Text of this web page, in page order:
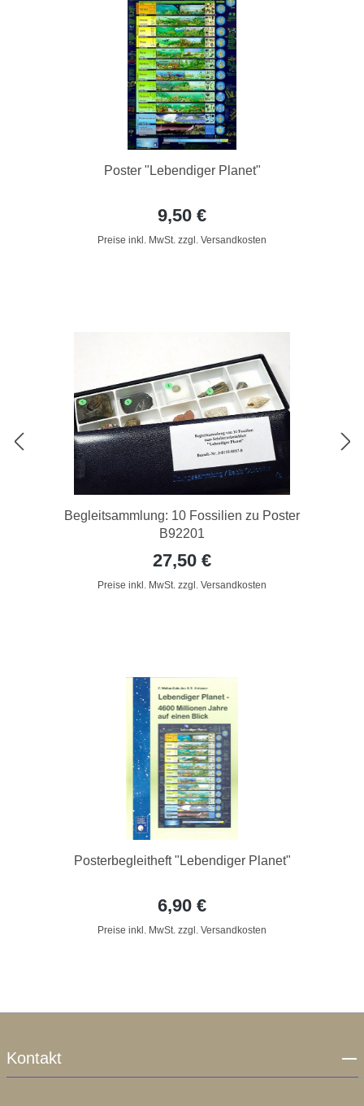
Poster "Lebendiger Planet"
9,50 €
Preise inkl. MwSt. zzgl. Versandkosten
Begleitsammlung: 10 Fossilien zu Poster
B92201
27,50 €
Preise inkl. MwSt. zzgl. Versandkosten
Posterbegleitheft "Lebendiger Planet"
6,90 €
Preise inkl. MwSt. zzgl. Versandkosten
Kontakt